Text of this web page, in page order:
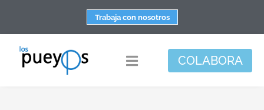
contenido
Trabaja con nosotros
Toggle
COLABORA